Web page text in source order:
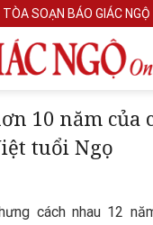
TÒA SOẠN BÁO GIÁC NGỘ
10 năm của
tuổi Ngọ
cách nhau 12